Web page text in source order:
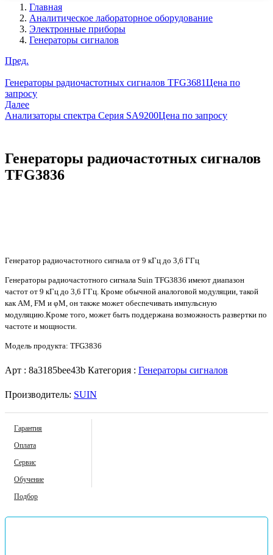
Главная
Аналитическое лабораторное оборудование
Электронные приборы
Генераторы сигналов
Пред.
Генераторы радиочастотных сигналов TFG3681Цена по
запросу
Далее
Анализаторы спектра Серия SA9200Цена по запросу
Генераторы радиочастотных сигналов
TFG3836
Генератор радиочастотного сигнала от 9 кГц до 3,6 ГГц
Генераторы радиочастотного сигнала Suin TFG3836 имеют диапазон
частот от 9 кГц до 3,6 ГГц. Кроме обычной аналоговой модуляции, такой
как AM, FM и φM, он также может обеспечивать импульсную
модуляцию.Кроме того, может быть поддержана возможность развертки по
частоте и мощности.
Модель продукта: TFG3836
Арт : 8a3185bee43b Категория : Генераторы сигналов
Производитель: SUIN
Гарантия
Оплата
Сервис
Обучение
Подбор